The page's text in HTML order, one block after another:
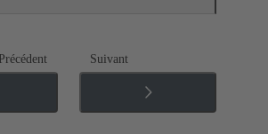
Précédent Suivant